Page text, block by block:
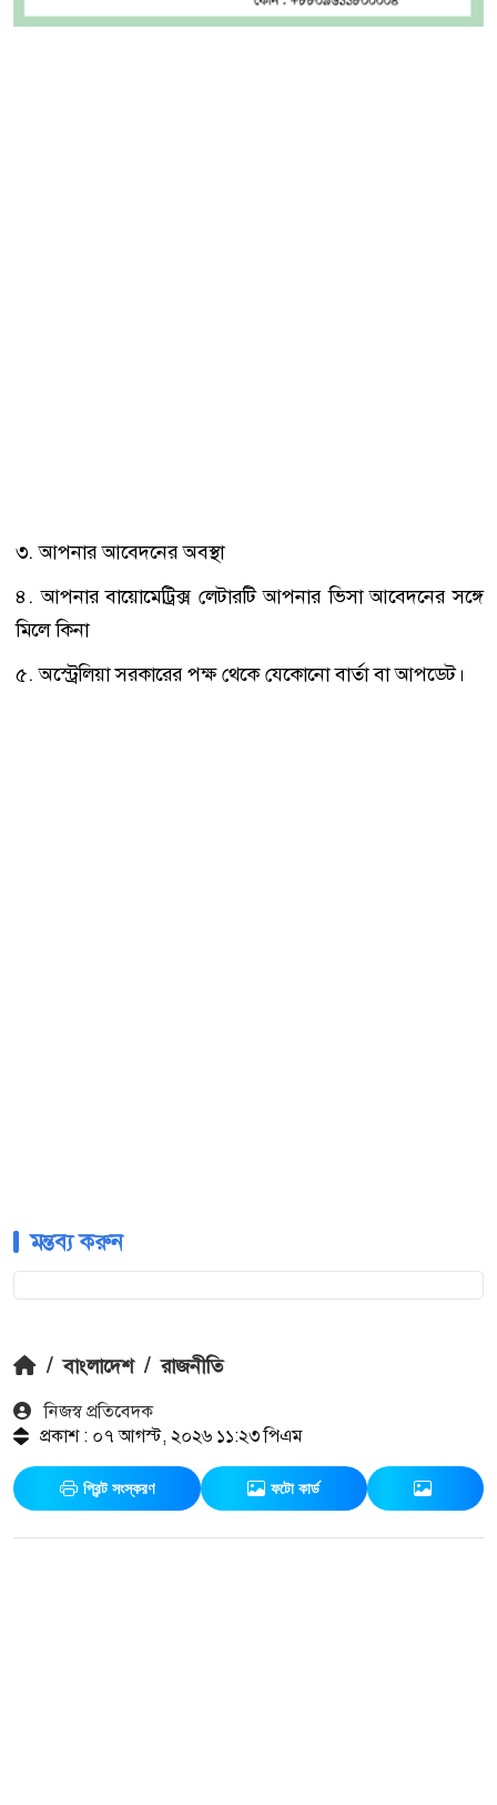
৩. আপনার আবেদনের অবস্থা
৪. আপনার বায়োমেট্রিক্স লেটারটি আপনার ভিসা আবেদনের সঙ্গে
মিলে কিনা
৫. অস্ট্রেলিয়া সরকারের পক্ষ থেকে যেকোনো বার্তা বা আপডেট।
মন্তব্য করুন
/ বাংলাদেশ / রাজনীতি
নিজস্ব প্রতিবেদক
প্রকাশ : ০৭ আগস্ট, ২০২৬ ১১:২৩ পিএম
প্রিন্ট সংস্করণ ফটো কার্ড